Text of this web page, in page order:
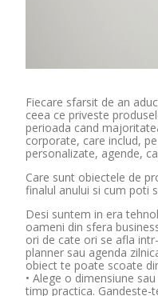
Fiecare sfarsit de an
ceea ce priveste
perioada cand
corporate, care includ,
personalizate, agende,
Care sunt obiectele de
finalul anului si cum poti
Desi suntem in era
oameni din sfera
ori de cate ori se afla
planner sau agenda
obiect te poate scoate
• Alege o dimensiune
timp practica. Gandeste-